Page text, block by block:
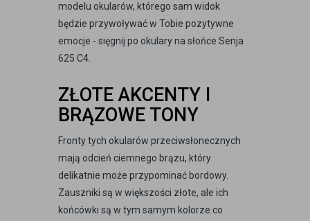
modelu okularów, którego sam widok
będzie przywoływać w Tobie pozytywne
emocje - sięgnij po okulary na słońce Senja
625 C4.
ZŁOTE AKCENTY I
BRĄZOWE TONY
Fronty tych okularów przeciwsłonecznych
mają odcień ciemnego brązu, który
delikatnie może przypominać bordowy.
Zauszniki są w większości złote, ale ich
końcówki są w tym samym kolorze co